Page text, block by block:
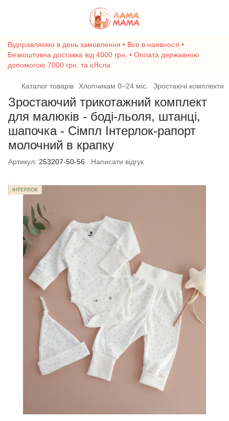
Відправляємо в день замовлення • Все в наявності •
Безкоштовна доставка від 4000 грн. • Оплата державною
допомогою 7000 грн. та єЯсла
Каталог товарів Хлопчикам 0–24 міс. Зростаючі комплекти
Зростаючий трикотажний комплект
для малюків - боді-льоля, штанці,
шапочка - Сімпл Інтерлок-рапорт
молочний в крапку
Артикул: 253207-50-56 Написати відгук
ІНТЕРЛОК